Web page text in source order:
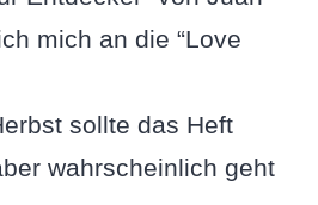
mich an die “Love
sollte das Heft
wahrscheinlich geht